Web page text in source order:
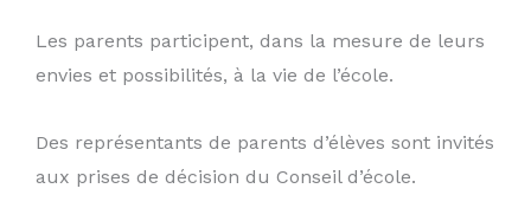
Les parents participent, dans la mesure de leurs
envies et possibilités, à la vie de l’école.
Des représentants de parents d’élèves sont invités
aux prises de décision du Conseil d’école.